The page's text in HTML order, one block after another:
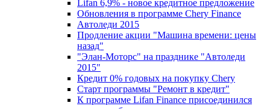
Lifan 6,9% - новое кредитное предложение
Обновления в программе Chery Finance
Автоледи 2015
Продление акции "Машина времени: цены
назад"
"Элан-Моторс" на празднике "Автоледи
2015"
Кредит 0% годовых на покупку Chery
Старт программы "Ремонт в кредит"
К программе Lifan Finance присоединился